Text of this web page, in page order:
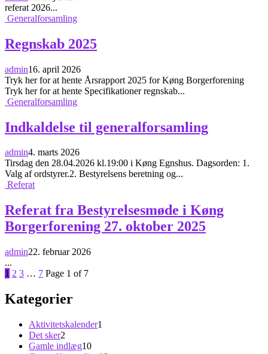
referat 2026...
Generalforsamling
Regnskab 2025
admin16. april 2026
Tryk her for at hente Årsrapport 2025 for Køng Borgerforening
Tryk her for at hente Specifikationer regnskab...
Generalforsamling
Indkaldelse til generalforsamling
admin4. marts 2026
Tirsdag den 28.04.2026 kl.19:00 i Køng Egnshus. Dagsorden: 1.
Valg af ordstyrer.2. Bestyrelsens beretning og...
Referat
Referat fra Bestyrelsesmøde i Køng
Borgerforening 27. oktober 2025
admin22. februar 2026
...
Page
1 Page
2 Page
3 … Page
7 Page 1 of 7
Kategorier
Aktivitetskalender1
Det sker2
Gamle indlæg10